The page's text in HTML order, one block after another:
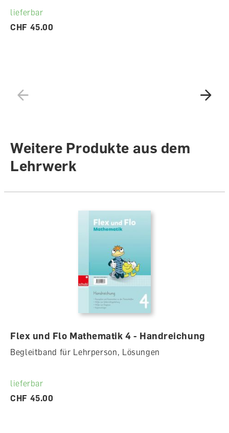
lieferbar
CHF 45.00
Weitere Produkte aus dem
Lehrwerk
Flex und Flo Mathematik 4 - Handreichung
Begleitband für Lehrperson, Lösungen
lieferbar
CHF 45.00